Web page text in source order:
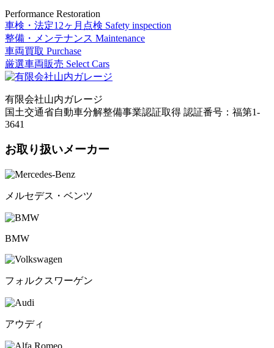
Performance Restoration
車検・法定12ヶ月点検 Safety inspection
整備・メンテナンス Maintenance
車両買取 Purchase
厳選車両販売 Select Cars
有限会社山内ガレージ
国土交通省自動車分解整備事業認証取得 認証番号：福第1-
3641
お取り扱いメーカー
メルセデス・ベンツ
BMW
フォルクスワーゲン
アウディ